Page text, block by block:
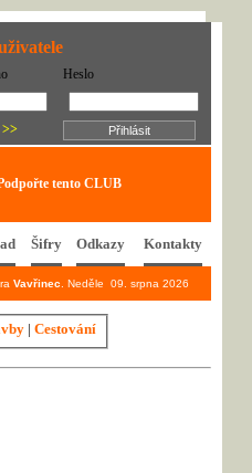
Heslo
tento CLUB
Šifry Odkazy Kontakty
Vavřinec . Neděle 09. srpna 2026
| Cestování